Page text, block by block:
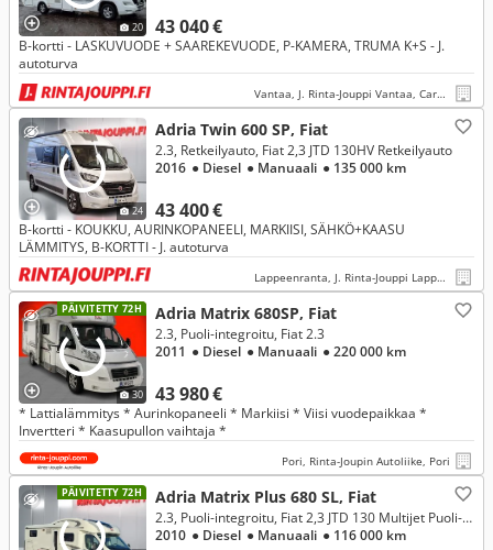
20 43 040 €
B-kortti - LASKUVUODE + SAAREKEVUODE, P-KAMERA, TRUMA K+S - J.
autoturva
Vantaa, J. Rinta-Jouppi Vantaa, Caravan
24
Adria Twin 600 SP, Fiat
43 400 €
2.3, Retkeilyauto, Fiat 2,3 JTD 130HV Retkeilyauto
2016 ● Diesel ● Manuaali ● 135 000 km
B-kortti - KOUKKU, AURINKOPANEELI, MARKIISI, SÄHKÖ+KAASU
LÄMMITYS, B-KORTTI - J. autoturva
Lappeenranta, J. Rinta-Jouppi Lappeenranta
PÄIVITETTY 72H
30
Adria Matrix 680SP, Fiat
43 980 €
2.3, Puoli-integroitu, Fiat 2.3
2011 ● Diesel ● Manuaali ● 220 000 km
* Lattialämmitys * Aurinkopaneeli * Markiisi * Viisi vuodepaikkaa *
Invertteri * Kaasupullon vaihtaja *
Pori, Rinta-Joupin Autoliike, Pori
PÄIVITETTY 72H Adria Matrix Plus 680 SL, Fiat
2.3, Puoli-integroitu, Fiat 2,3 JTD 130 Multijet Puoli-integroitu
2010 ● Diesel ● Manuaali ● 116 000 km